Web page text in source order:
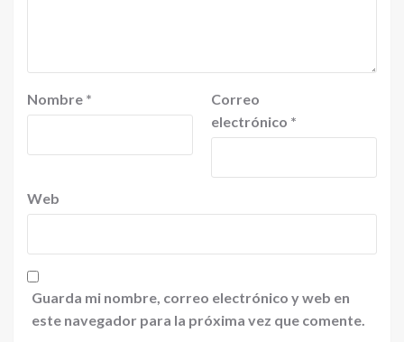
Nombre *
Correo
electrónico *
Web
Guarda mi nombre, correo electrónico y web en
este navegador para la próxima vez que comente.